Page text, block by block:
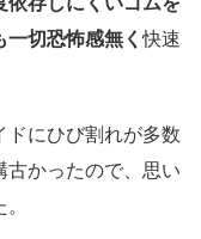
一切恐怖感無く快速
ドにひび割れが多数
かったので、思い